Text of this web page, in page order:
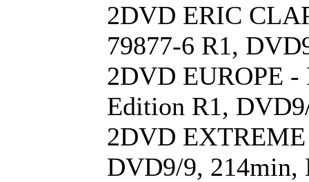
2DVD ERIC
79877-6 R1,
2DVD EUROPE -
Edition R1,
2DVD EXTREME
DVD9/9, 214min,